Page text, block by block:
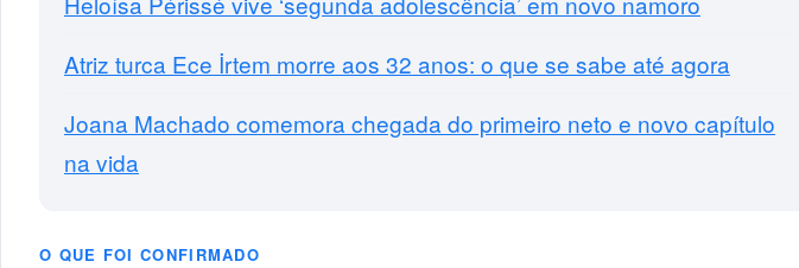
Atriz turca Ece İrtem morre aos 32 anos: o que se sabe até agora
Joana Machado comemora chegada do primeiro neto e novo capítulo
na vida
O QUE FOI CONFIRMADO